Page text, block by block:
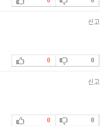
신고
0 0
신고
0 0